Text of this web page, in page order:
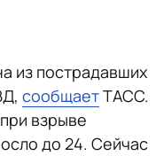
из пострадавших
сообщаетТАСС.
взрыве
до 24. Сейчас